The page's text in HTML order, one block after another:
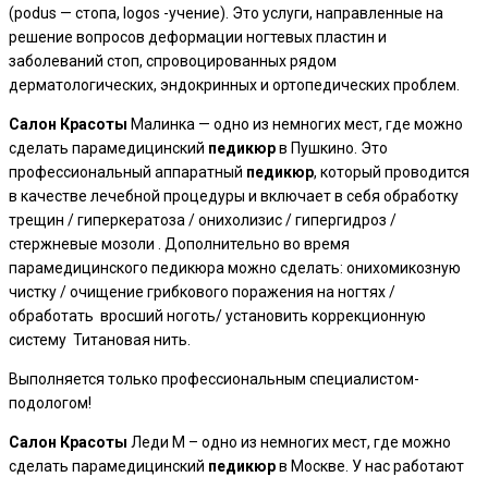
(podus — стопа, logos -учение). Это услуги, направленные на
решение вопросов деформации ногтевых пластин и
заболеваний стоп, спровоцированных рядом
дерматологических, эндокринных и ортопедических проблем.
Салон Красоты Малинка — одно из немногих мест, где можно
сделать парамедицинский педикюрв Пушкино. Это
профессиональный аппаратный педикюр, который проводится
в качестве лечебной процедуры и включает в себя обработку
трещин / гиперкератоза / онихолизис / гипергидроз /
стержневые мозоли . Дополнительно во время
парамедицинского педикюра можно сделать: онихомикозную
чистку / очищение грибкового поражения на ногтях /
обработать вросший ноготь/ установить коррекционную
систему Титановая нить.
Выполняется только профессиональным специалистом-
подологом!
Салон Красоты Леди М – одно из немногих мест, где можно
сделать парамедицинский педикюрв Москве. У нас работают